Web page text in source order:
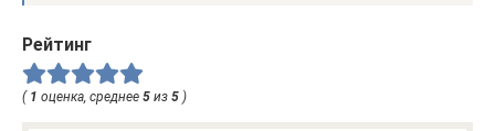
Рейтинг
( 1 оценка, среднее 5 из 5 )